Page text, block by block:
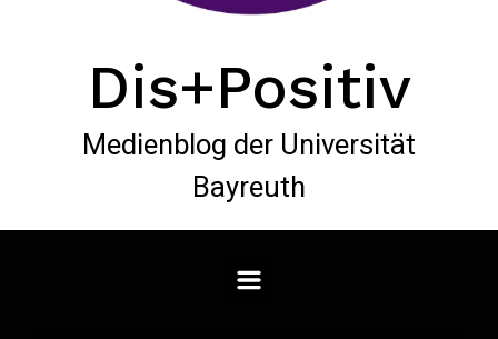
Dis+Positiv
Medienblog der Universität
Bayreuth